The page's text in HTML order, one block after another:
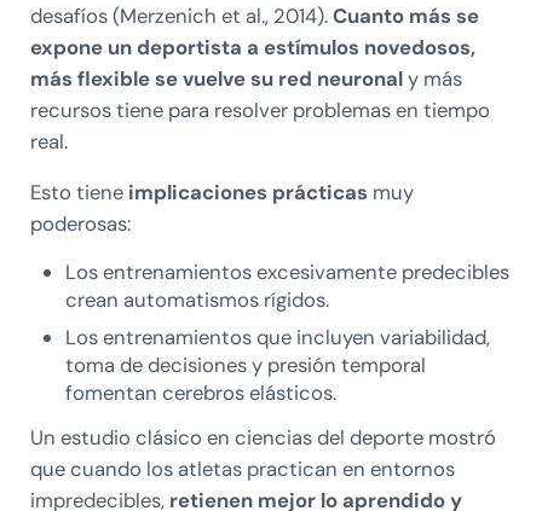
desafíos (Merzenich et al., 2014).Cuanto más se
expone un deportista a estímulos novedosos,
más flexible se vuelve su red neuronaly más
recursos tiene para resolver problemas en tiempo
real.
Esto tiene implicaciones prácticas muy
poderosas:
Los entrenamientos excesivamente predecibles
crean automatismos rígidos.
Los entrenamientos que incluyen variabilidad,
toma de decisiones y presión temporal
fomentan cerebros elásticos.
Un estudio clásico en ciencias del deporte mostró
que cuando los atletas practican en entornos
impredecibles, retienen mejor lo aprendido y